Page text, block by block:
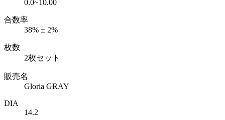
0.0~10.00
合数率
38% ± 2%
枚数
2枚セット
販売名
Gloria GRAY
DIA
14.2